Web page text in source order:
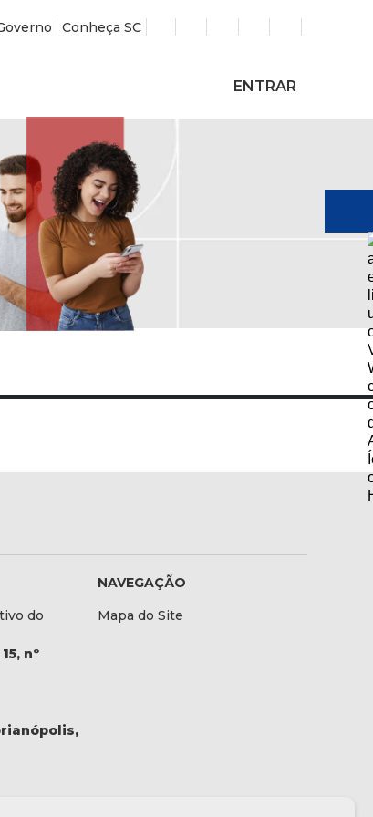
Conheça SC
ENTRAR
do
nº
NAVEGAÇÃO
Mapa do Site